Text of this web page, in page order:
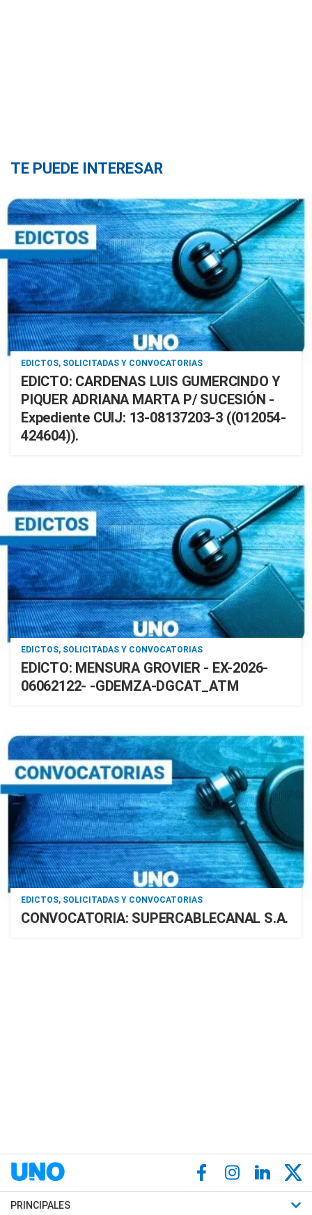
TE PUEDE INTERESAR
EDICTOS, SOLICITADAS Y CONVOCATORIAS
EDICTO: CARDENAS LUIS GUMERCINDO Y
PIQUER ADRIANA MARTA P/ SUCESIÓN -
Expediente CUIJ: 13-08137203-3 ((012054-
424604)).
EDICTOS, SOLICITADAS Y CONVOCATORIAS
EDICTO: MENSURA GROVIER - EX-2026-
06062122- -GDEMZA-DGCAT_ATM
EDICTOS, SOLICITADAS Y CONVOCATORIAS
CONVOCATORIA: SUPERCABLECANAL S.A.
PRINCIPALES